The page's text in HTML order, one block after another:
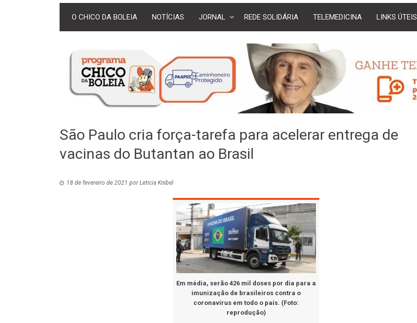
O CHICO DA BOLEIA NOTÍCIAS JORNAL REDE SOLIDÁRIA TELEMEDICINA LINKS ÚTEIS
São Paulo cria força-tarefa para acelerar entrega de
vacinas do Butantan ao Brasil
18 de fevereiro de 2021 porLeticia Knibel
Em média, serão 426 mil doses por dia para a
imunização de brasileiros contra o
coronavírus em todo o país. (Foto:
reprodução)